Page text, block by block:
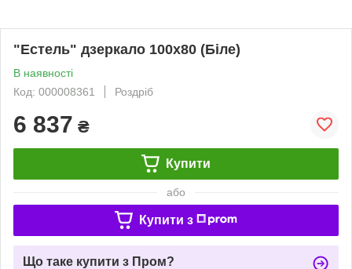
"Естель" дзеркало 100х80 (Біле)
В наявності
Код: 000008361
Роздріб
6 837 ₴
Купити
або
Купити з
Що таке купити з Пром?